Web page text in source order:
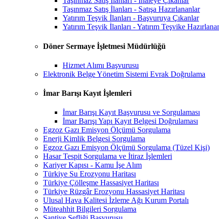
Taşınmaz Satış İlanları - Satışa Hazırlananlar
Yatırım Teşvik İlanları - Başvuruya Çıkanlar
Yatırım Teşvik İlanları - Yatırım Teşvike
Döner Sermaye İşletmesi Müdürlüğü
Hizmet Alımı Başvurusu
Elektronik Belge Yönetim Sistemi Evrak Doğrulama
İmar Barışı Kayıt İşlemleri
İmar Barışı Kayıt Başvurusu ve Sorgulaması
İmar Barışı Yapı Kayıt Belgesi Doğrulaması
Egzoz Gazı Emisyon Ölçümü Sorgulama
Enerji Kimlik Belgesi Sorgulama
Egzoz Gazı Emisyon Ölçümü Sorgulama (Tüzel Kişi)
Hasar Tespit Sorgulama ve İtiraz İşlemleri
Kariyer Kapısı - Kamu İşe Alım
Türkiye Su Erozyonu Haritası
Türkiye Çölleşme Hassasiyet Haritası
Türkiye Rüzgâr Erozyonu Hassasiyet Haritası
Ulusal Hava Kalitesi İzleme Ağı Kurum Portalı
Müteahhit Bilgileri Sorgulama